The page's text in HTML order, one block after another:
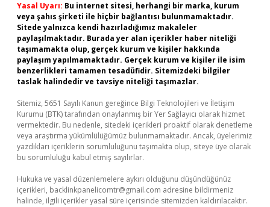
Yasal Uyarı: Bu internet sitesi, herhangi bir marka, kurum
veya şahıs şirketi ile hiçbir bağlantısı bulunmamaktadır.
Sitede yalnızca kendi hazırladığımız makaleler
paylaşılmaktadır. Burada yer alan içerikler haber niteliği
taşımamakta olup, gerçek kurum ve kişiler hakkında
paylaşım yapılmamaktadır. Gerçek kurum ve kişiler ile isim
benzerlikleri tamamen tesadüfidir. Sitemizdeki bilgiler
taslak halindedir ve tavsiye niteliği taşımazlar.
Sitemiz, 5651 Sayılı Kanun gereğince Bilgi Teknolojileri ve İletişim
Kurumu (BTK) tarafından onaylanmış bir Yer Sağlayıcı olarak hizmet
vermektedir. Bu nedenle, sitedeki içerikleri proaktif olarak denetleme
veya araştırma yükümlülüğümüz bulunmamaktadır. Ancak, üyelerimiz
yazdıkları içeriklerin sorumluluğunu taşımakta olup, siteye üye olarak
bu sorumluluğu kabul etmiş sayılırlar.
Hukuka ve yasal düzenlemelere aykırı olduğunu düşündüğünüz
içerikleri, backlinkpanelicomtr@gmail.com adresine bildirmeniz
halinde, ilgili içerikler yasal süre içerisinde sitemizden kaldırılacaktır.